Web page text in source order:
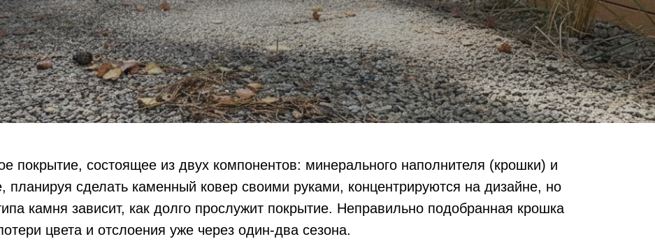
покрытие, состоящее из двух компонентов: минерального наполнителя (крошки) и
планируя сделать каменный ковер своими руками, концентрируются на дизайне, но
камня зависит, как долго прослужит покрытие. Неправильно подобранная крошка
цвета и отслоения уже через один-два сезона.